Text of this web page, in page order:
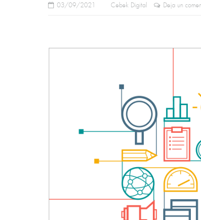
03/09/2021 Cebek Digital Deja un